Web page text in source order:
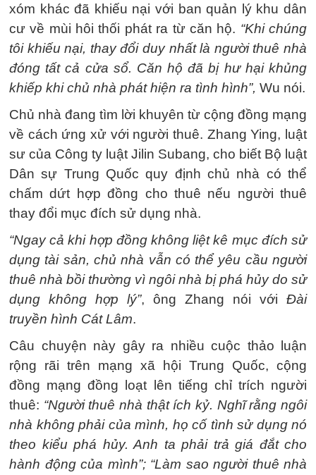
xóm khác đã khiếu nại với ban quản lý khu dân
cư về mùi hôi thối phát ra từ căn hộ. “Khi chúng
tôi khiếu nại, thay đổi duy nhất là người thuê nhà
đóng tất cả cửa sổ. Căn hộ đã bị hư hại khủng
khiếp khi chủ nhà phát hiện ra tình hình”, Wu nói.
Chủ nhà đang tìm lời khuyên từ cộng đồng mạng
về cách ứng xử với người thuê. Zhang Ying, luật
sư của Công ty luật Jilin Subang, cho biết Bộ luật
Dân sự Trung Quốc quy định chủ nhà có thể
chấm dứt hợp đồng cho thuê nếu người thuê
thay đổi mục đích sử dụng nhà.
“Ngay cả khi hợp đồng không liệt kê mục đích sử
dụng tài sản, chủ nhà vẫn có thể yêu cầu người
thuê nhà bồi thường vì ngôi nhà bị phá hủy do sử
dụng không hợp lý”, ông Zhang nói với Đài
truyền hình Cát Lâm.
Câu chuyện này gây ra nhiều cuộc thảo luận
rộng rãi trên mạng xã hội Trung Quốc, cộng
đồng mạng đồng loạt lên tiếng chỉ trích người
thuê: “Người thuê nhà thật ích kỷ. Nghĩ rằng ngôi
nhà không phải của mình, họ cố tình sử dụng nó
theo kiểu phá hủy. Anh ta phải trả giá đắt cho
hành động của mình”; “Làm sao người thuê nhà